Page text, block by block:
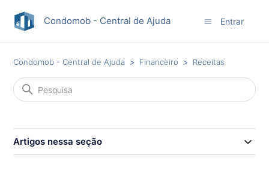
Condomob - Central de Ajuda Entrar
Condomob - Central de Ajuda Financeiro Receitas
Artigos nessa seção